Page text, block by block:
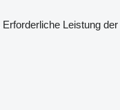
Erforderliche Leistung der